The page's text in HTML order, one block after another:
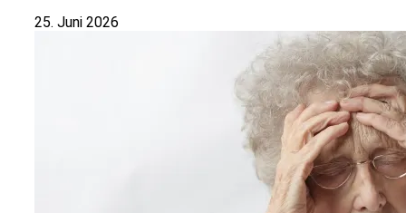
25. Juni 2026